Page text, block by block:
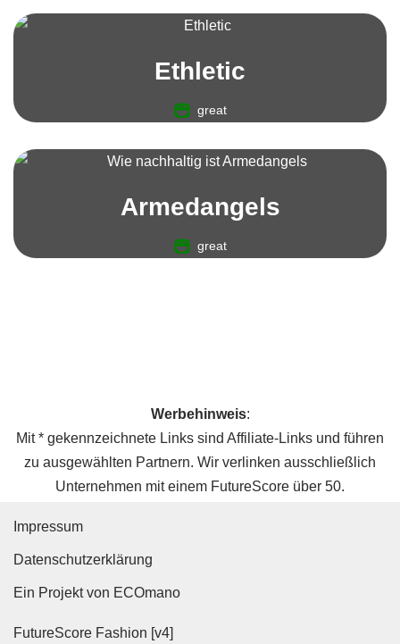
Ethletic
great
Armedangels
great
Werbehinweis:
Mit * gekennzeichnete Links sind Affiliate-Links und führen
zu ausgewählten Partnern. Wir verlinken ausschließlich
Unternehmen mit einem FutureScore über 50.
Impressum
Datenschutz­erklärung
Ein Projekt von ECOmano
FutureScore Fashion [v4]